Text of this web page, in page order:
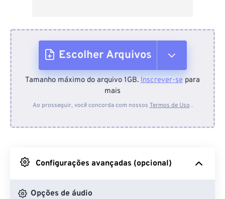
Escolher Arquivos
Do dispositivo
Do Google Drive
Do OneDrive
Tamanho máximo do arquivo 1GB. Inscrever-se para
mais
Ao prosseguir, você concorda com nossos Termos de Uso .
Configurações avançadas (opcional)
Opções de áudio